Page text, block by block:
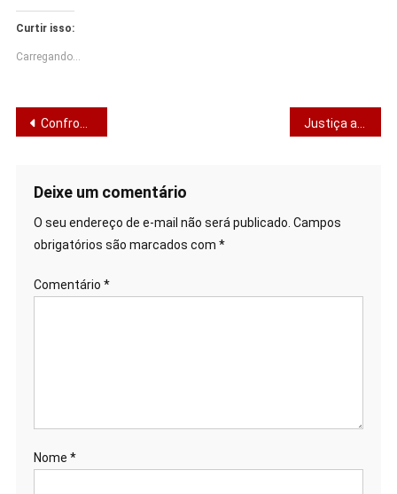
Curtir isso:
Carregando...
Confrontos com a polícia deixam dois mortos no interior de Sergipe
Deixe um comentário
O seu endereço de e-mail não será publicado. Campos
obrigatórios são marcados com *
Comentário *
Nome *